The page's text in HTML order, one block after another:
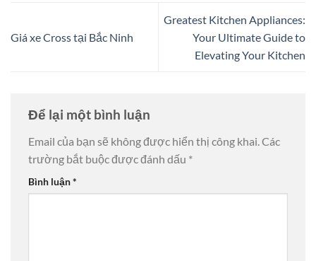
Giá xe Cross tại Bắc Ninh
Greatest Kitchen Appliances:
Your Ultimate Guide to
Elevating Your Kitchen
Để lại một bình luận
Email của bạn sẽ không được hiển thị công khai. Các
trường bắt buộc được đánh dấu *
Bình luận*